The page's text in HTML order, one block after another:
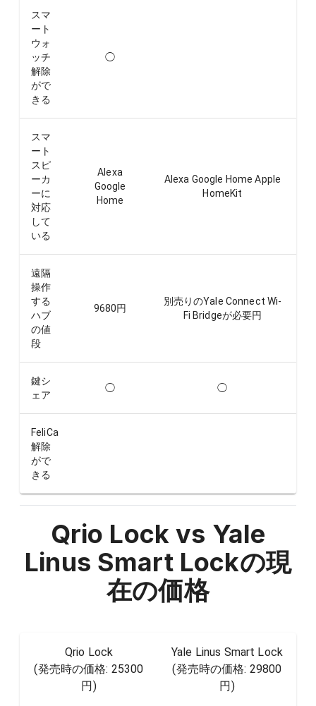
スマ
ート
ウォ
ッチ
解除
がで
きる
◯
スマ
ート
スピ
ーカ
ーに
対応
して
いる
Alexa
Google
Home
Alexa Google Home Apple
HomeKit
遠隔
操作
する
ハブ
の値
段
9680円
別売りのYale Connect Wi-
Fi Bridgeが必要円
鍵シ
ェア
◯ ◯
FeliCa
解除
がで
きる
Qrio Lock vs Yale
Linus Smart Lockの現
在の価格
Qrio Lock
(発売時の価格: 25300
円)
Yale Linus Smart Lock
(発売時の価格: 29800
円)